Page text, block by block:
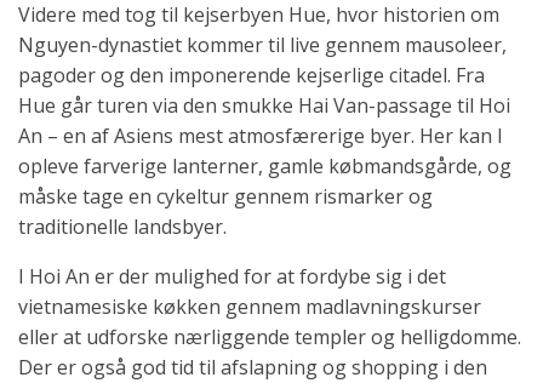
Videre med tog til kejserbyen Hue, hvor historien om
Nguyen-dynastiet kommer til live gennem mausoleer,
pagoder og den imponerende kejserlige citadel. Fra
Hue går turen via den smukke Hai Van-passage til Hoi
An – en af Asiens mest atmosfærerige byer. Her kan I
opleve farverige lanterner, gamle købmandsgårde, og
måske tage en cykeltur gennem rismarker og
traditionelle landsbyer.
I Hoi An er der mulighed for at fordybe sig i det
vietnamesiske køkken gennem madlavningskurser
eller at udforske nærliggende templer og helligdomme.
Der er også god tid til afslapning og shopping i den